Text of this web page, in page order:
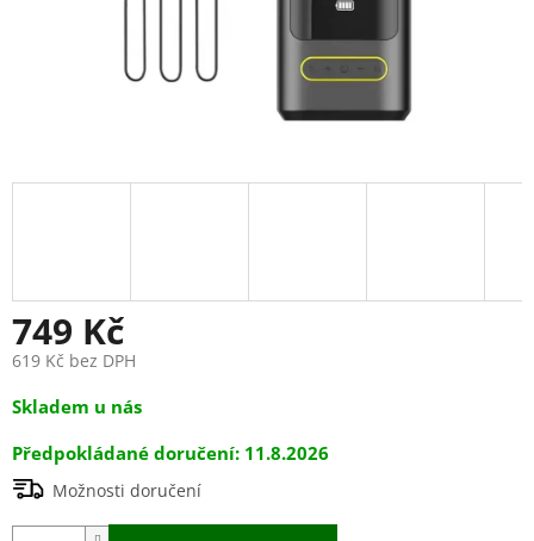
749 Kč
619 Kč bez DPH
Měrná
cena:
Skladem u nás
11.8.2026
Možnosti doručení